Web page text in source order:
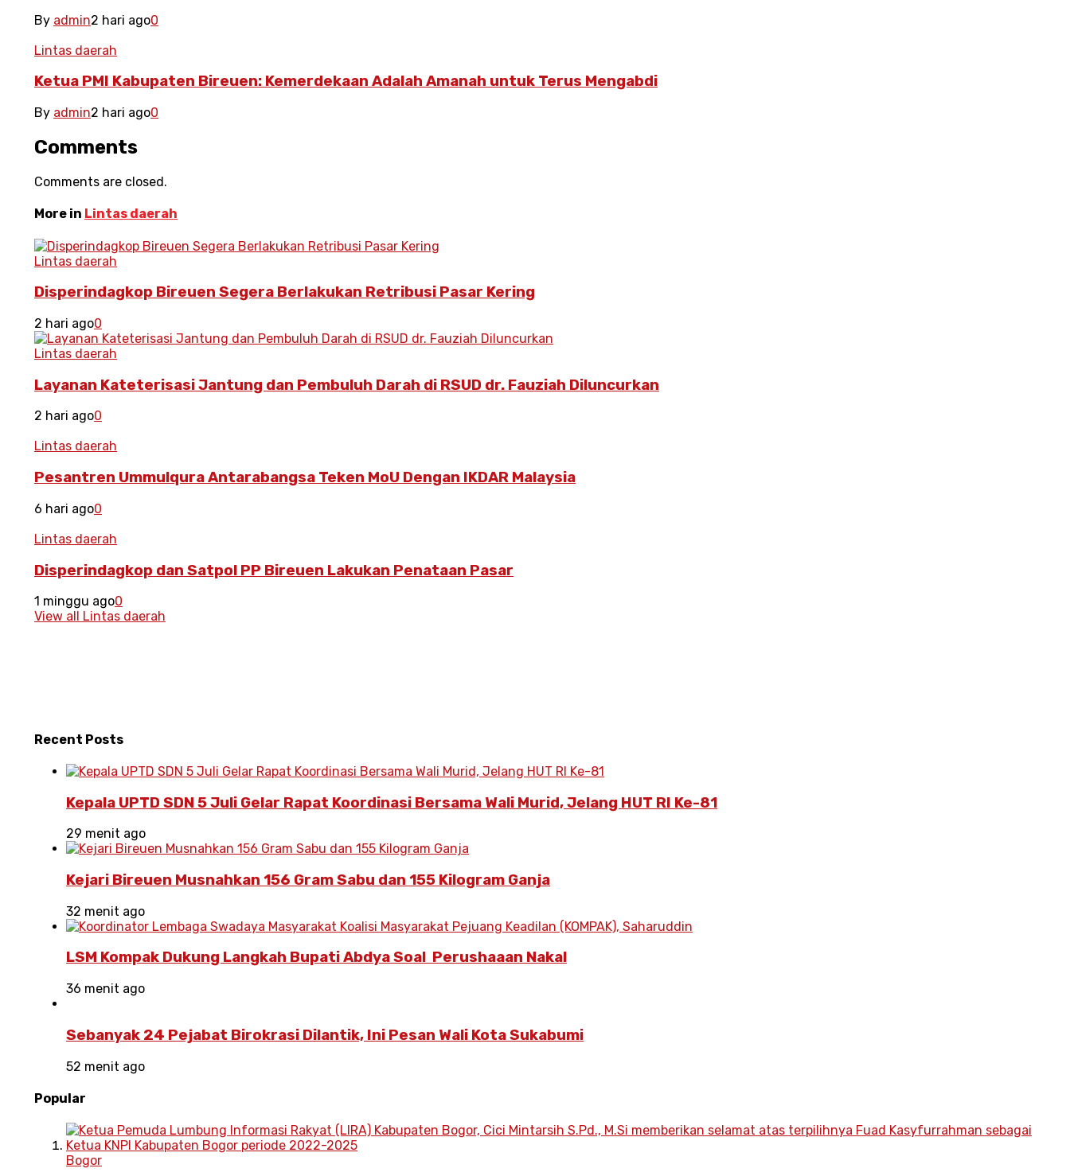
By admin2 hari ago0
Lintas daerah
Ketua PMI Kabupaten Bireuen: Kemerdekaan Adalah Amanah untuk Terus Mengabdi
By admin2 hari ago0
Comments
Comments are closed.
More in Lintas daerah
Lintas daerah
Disperindagkop Bireuen Segera Berlakukan Retribusi Pasar Kering
2 hari ago0
Lintas daerah
Layanan Kateterisasi Jantung dan Pembuluh Darah di RSUD dr. Fauziah Diluncurkan
2 hari ago0
Lintas daerah
Pesantren Ummulqura Antarabangsa Teken MoU Dengan IKDAR Malaysia
6 hari ago0
Lintas daerah
Disperindagkop dan Satpol PP Bireuen Lakukan Penataan Pasar
1 minggu ago0
View all Lintas daerah
Recent Posts
Kepala UPTD SDN 5 Juli Gelar Rapat Koordinasi Bersama Wali Murid, Jelang HUT RI Ke-81
29 menit ago
Kejari Bireuen Musnahkan 156 Gram Sabu dan 155 Kilogram Ganja
32 menit ago
LSM Kompak Dukung Langkah Bupati Abdya Soal Perushaaan Nakal
36 menit ago
Sebanyak 24 Pejabat Birokrasi Dilantik, Ini Pesan Wali Kota Sukabumi
52 menit ago
Popular
Bogor